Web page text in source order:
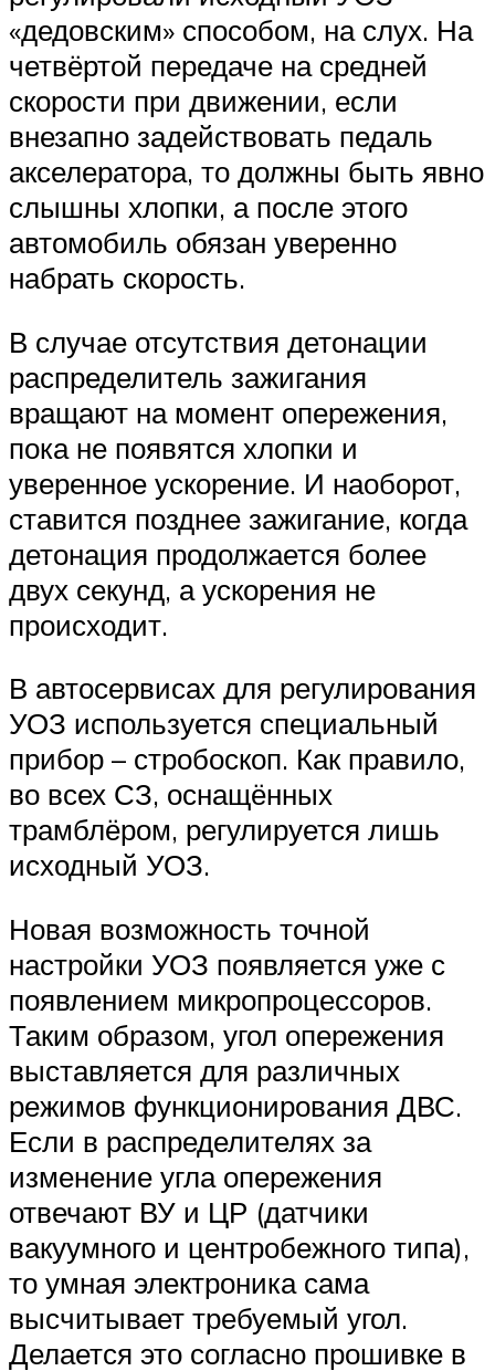
«дедовским» способом, на слух. На
четвёртой передаче на средней
скорости при движении, если
внезапно задействовать педаль
акселератора, то должны быть явно
слышны хлопки, а после этого
автомобиль обязан уверенно
набрать скорость.
В случае отсутствия детонации
распределитель зажигания
вращают на момент опережения,
пока не появятся хлопки и
уверенное ускорение. И наоборот,
ставится позднее зажигание, когда
детонация продолжается более
двух секунд, а ускорения не
происходит.
В автосервисах для регулирования
УОЗ используется специальный
прибор – стробоскоп. Как правило,
во всех СЗ, оснащённых
трамблёром, регулируется лишь
исходный УОЗ.
Новая возможность точной
настройки УОЗ появляется уже с
появлением микропроцессоров.
Таким образом, угол опережения
выставляется для различных
режимов функционирования ДВС.
Если в распределителях за
изменение угла опережения
отвечают ВУ и ЦР (датчики
вакуумного и центробежного типа),
то умная электроника сама
высчитывает требуемый угол.
Делается это согласно прошивке в